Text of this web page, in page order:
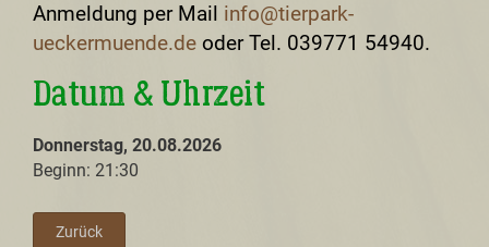
Anmeldung per Mail info@tierpark-
ueckermuende.de oder Tel. 039771 54940.
Datum & Uhrzeit
Donnerstag, 20.08.2026
Beginn: 21:30
Zurück